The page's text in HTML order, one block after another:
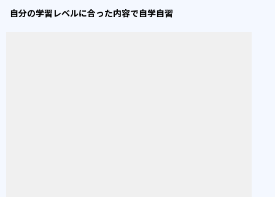
自分の学習レベルに合った内容で自学自習